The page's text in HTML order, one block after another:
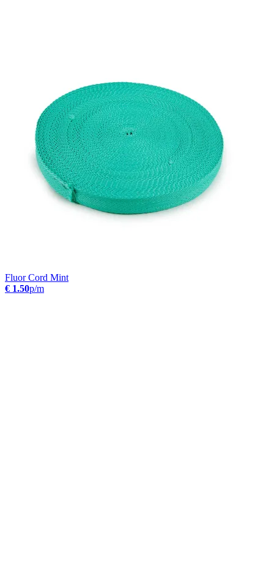
Fluor Cord Mint
€ 1.50p/m